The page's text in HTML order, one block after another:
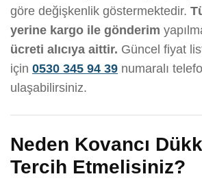
göre değişkenlik göstermektedir.
yerine kargo ile gönderim
ücreti alıcıya aittir. Güncel fiyat
için 0530 345 94 39 numaralı
ulaşabilirsiniz.
Neden Kovancı
Tercih Etmelisiniz?